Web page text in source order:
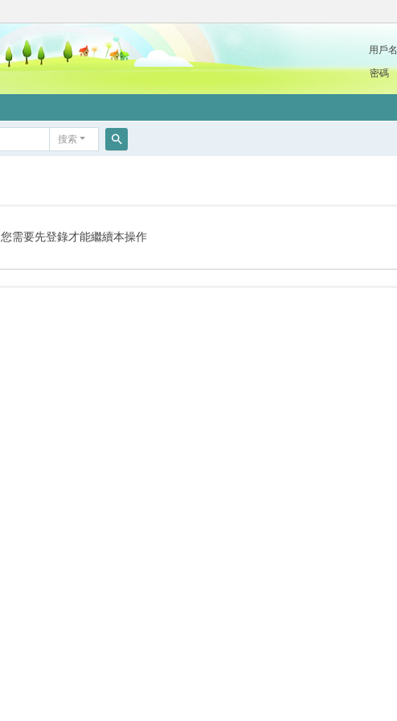
用戶名
密碼
搜索
您需要先登錄才能繼續本操作